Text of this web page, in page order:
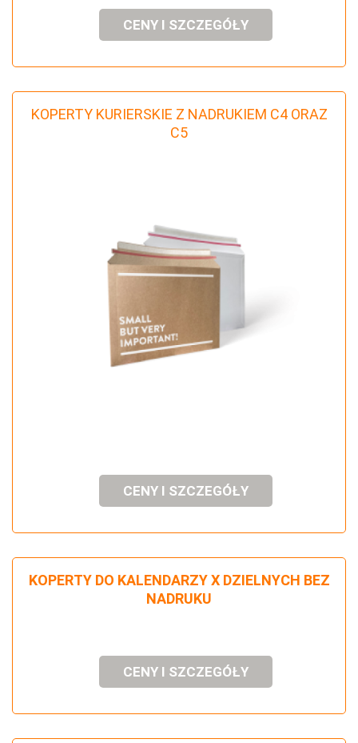
CENY I SZCZEGÓŁY
KOPERTY KURIERSKIE Z NADRUKIEM C4 ORAZ
C5
CENY I SZCZEGÓŁY
KOPERTY DO KALENDARZY X DZIELNYCH BEZ
NADRUKU
CENY I SZCZEGÓŁY